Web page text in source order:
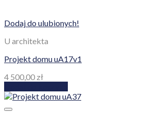
Dodaj do ulubionych!
U architekta
Projekt domu uA17v1
4 500,00 zł